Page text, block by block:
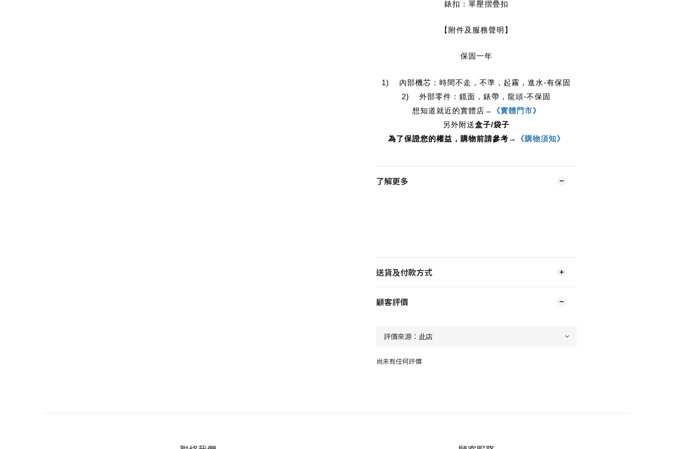
錶扣：單壓摺疊扣
【附件及服務聲明】
保固一年
1) 內部機芯：時間不走，不準，起霧，進水-有保固
2) 外部零件：鏡面，錶帶，龍頭-不保固
想知道就近的實體店 →
《實體門市》
另外附送盒子/袋子
為了保證您的權益，購物前請參考→
《購物須知》
了解更多
送貨及付款方式
顧客評價
尚未有任何評價